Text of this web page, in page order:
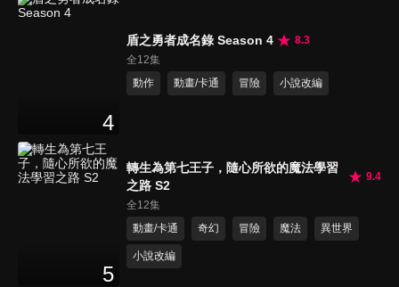
4
盾之勇者成名錄 Season 4
8.3
全12集
動作
動畫/卡通 冒險 小說改編
5
轉生為第七王子，隨心所欲的魔法學習
之路 S2
9.4
全12集
動畫/卡通
奇幻 冒險 魔法 異世界
小說改編